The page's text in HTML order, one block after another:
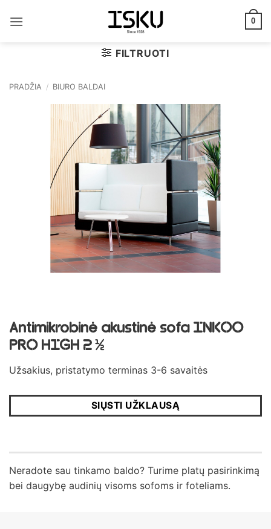
0
FILTRUOTI
PRADŽIA / BIURO BALDAI
Antimikrobinė akustinė sofa INKOO
PRO HIGH 2 ½
Užsakius, pristatymo terminas 3-6 savaitės
SIŲSTI UŽKLAUSĄ
Neradote sau tinkamo baldo? Turime platų pasirinkimą
bei daugybę audinių visoms sofoms ir foteliams.